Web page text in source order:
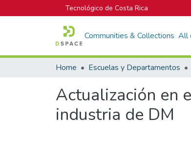
Tecnológico de Costa Rica
Communities & Collections All
Home Escuelas y Departamentos
Actualización en
industria de DM